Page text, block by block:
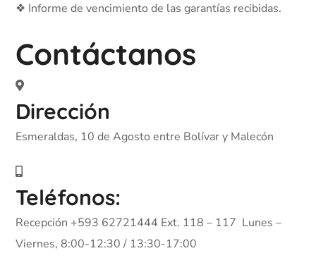
❖ Informe de vencimiento de las garantías recibidas.
Contáctanos
Dirección
Esmeraldas, 10 de Agosto entre Bolívar y Malecón
Teléfonos:
Recepción +593 62721444 Ext. 118 – 117 Lunes –
Viernes, 8:00-12:30 / 13:30-17:00